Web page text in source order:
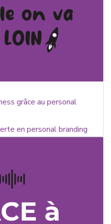
grâce au personal
en personal branding